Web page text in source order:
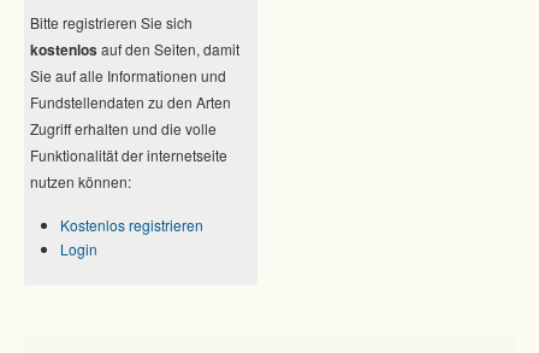
Bitte registrieren Sie sich
kostenlos auf den Seiten, damit
Sie auf alle Informationen und
Fundstellendaten zu den Arten
Zugriff erhalten und die volle
Funktionalität der internetseite
nutzen können:
Kostenlos registrieren
Login